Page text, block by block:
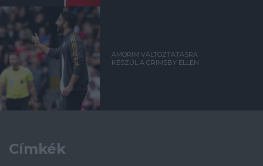
AMORIM VÁLTOZTATÁSRA
KÉSZÜL A GRIMSBY ELLEN
Címkék